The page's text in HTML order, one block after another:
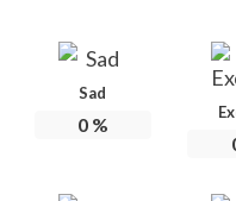
Sad
0%